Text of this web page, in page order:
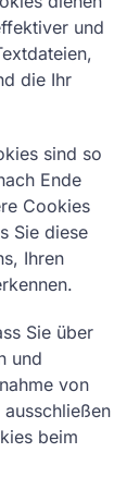
und
die Ihr
sind so
Ende
Cookies
Sie diese
Ihren
Sie über
und
von
beim